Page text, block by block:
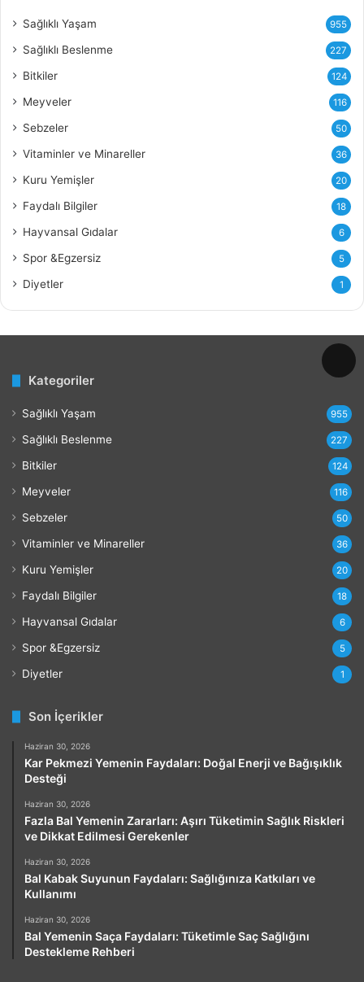
Sağlıklı Yaşam 955
Sağlıklı Beslenme 227
Bitkiler 124
Meyveler 116
Sebzeler 50
Vitaminler ve Minareller 36
Kuru Yemişler 20
Faydalı Bilgiler 18
Hayvansal Gıdalar 6
Spor &Egzersiz 5
Diyetler 1
Kategoriler
Sağlıklı Yaşam 955
Sağlıklı Beslenme 227
Bitkiler 124
Meyveler 116
Sebzeler 50
Vitaminler ve Minareller 36
Kuru Yemişler 20
Faydalı Bilgiler 18
Hayvansal Gıdalar 6
Spor &Egzersiz 5
Diyetler 1
Son İçerikler
Haziran 30, 2026
Kar Pekmezi Yemenin Faydaları: Doğal Enerji ve Bağışıklık
Desteği
Haziran 30, 2026
Fazla Bal Yemenin Zararları: Aşırı Tüketimin Sağlık Riskleri
ve Dikkat Edilmesi Gerekenler
Haziran 30, 2026
Bal Kabak Suyunun Faydaları: Sağlığınıza Katkıları ve
Kullanımı
Haziran 30, 2026
Bal Yemenin Saça Faydaları: Tüketimle Saç Sağlığını
Destekleme Rehberi